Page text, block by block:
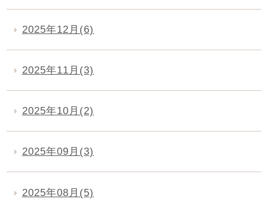
2025年12月(6)
2025年11月(3)
2025年10月(2)
2025年09月(3)
2025年08月(5)